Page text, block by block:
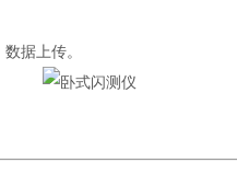
据上传。